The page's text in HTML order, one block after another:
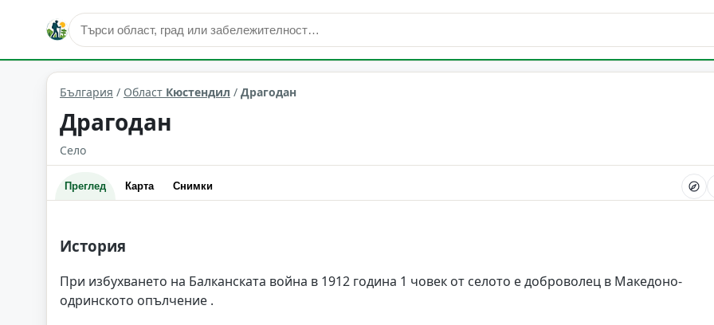
Драгодан Област: Кюстендил
България / Област Кюстендил / Драгодан
Драгодан
Село
Преглед Карта Снимки
История
При избухването на Балканската война в 1912 година 1 човек от селото е доброволец в Македоно-
одринското опълчение .